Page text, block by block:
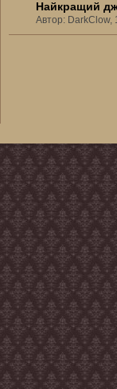
Найкращий
Автор: DarkClow,